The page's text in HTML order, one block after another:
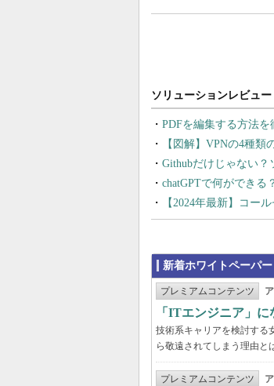
PDFを編集する方法
【図解】VPNの4種
Githubだけじゃない
chatGPTで何ができる
【2024年最新】コー
新着ホワイトペーパー
プレミアムコンテンツ
「ITエンジニア」
技術系キャリアを検討する
ら敬遠されてしまう理由と
プレミアムコンテンツ